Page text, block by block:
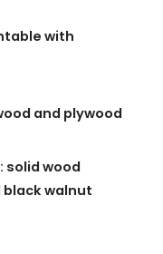
with
and plywood
solid wood
walnut